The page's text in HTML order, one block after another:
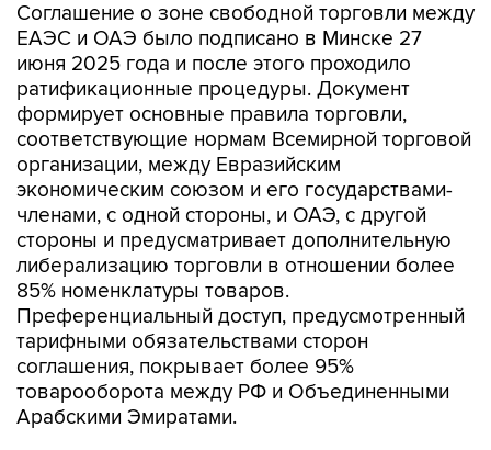
Соглашение о зоне свободной торговли между
ЕАЭС и ОАЭ было подписано в Минске 27
июня 2025 года и после этого проходило
ратификационные процедуры. Документ
формирует основные правила торговли,
соответствующие нормам Всемирной торговой
организации, между Евразийским
экономическим союзом и его государствами-
членами, с одной стороны, и ОАЭ, с другой
стороны и предусматривает дополнительную
либерализацию торговли в отношении более
85% номенклатуры товаров.
Преференциальный доступ, предусмотренный
тарифными обязательствами сторон
соглашения, покрывает более 95%
товарооборота между РФ и Объединенными
Арабскими Эмиратами.